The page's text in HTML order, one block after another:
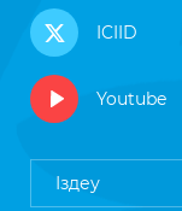
ICIID
Youtube